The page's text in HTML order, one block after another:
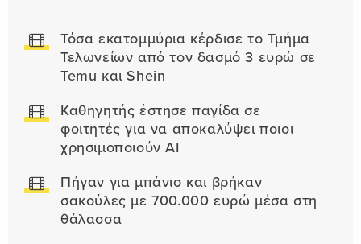
Τόσα εκατομμύρια κέρδισε το Τμήμα
Τελωνείων από τον δασμό 3 ευρώ σε
Temu και Shein
Καθηγητής έστησε παγίδα σε
φοιτητές για να αποκαλύψει ποιοι
χρησιμοποιούν AI
Πήγαν για μπάνιο και βρήκαν
σακούλες με 700.000 ευρώ μέσα στη
θάλασσα